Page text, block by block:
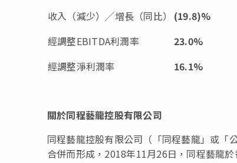
收入（減少）╱增長（同比）
(19.8)%
經調整EBITDA利潤率
23.0%
經調整淨利潤率
16.1%
關於同程藝龍控股有限公司
同程藝龍控股有限公司（「同程藝龍」或「
合併而形成，2018年11月26日，同程藝龍